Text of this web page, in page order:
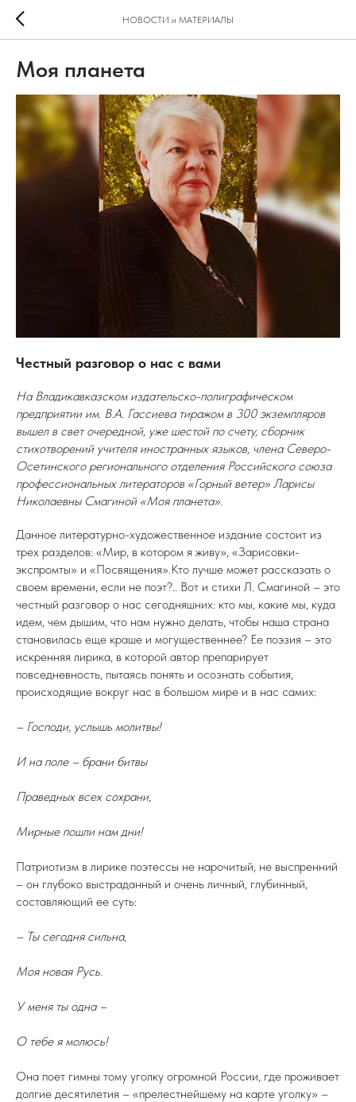
НОВОСТИ и МАТЕРИАЛЫ
Моя планета
Честный разговор о нас с вами
На Владикавказском издательско-полиграфическом
предприятии им. В.А. Гассиева тиражом в 300 экземпляров
вышел в свет очередной, уже шестой по счету, сборник
стихотворений учителя иностранных языков, члена Северо-
Осетинского регионального отделения Российского союза
профессиональных литераторов «Горный ветер» Ларисы
Николаевны Смагиной «Моя планета».
Данное литературно-художественное издание состоит из
трех разделов: «Мир, в котором я живу», «Зарисовки-
экспромты» и «Посвящения».Кто лучше может рассказать о
своем времени, если не поэт?.. Вот и стихи Л. Смагиной – это
честный разговор о нас сегодняшних: кто мы, какие мы, куда
идем, чем дышим, что нам нужно делать, чтобы наша страна
становилась еще краше и могущественнее? Ее поэзия – это
искренняя лирика, в которой автор препарирует
повседневность, пытаясь понять и осознать события,
происходящие вокруг нас в большом мире и в нас самих:
– Господи, услышь молитвы!
И на поле – брани битвы
Праведных всех сохрани,
Мирные пошли нам дни!
Патриотизм в лирике поэтессы не нарочитый, не выспренний
– он глубоко выстраданный и очень личный, глубинный,
составляющий ее суть:
– Ты сегодня сильна,
Моя новая Русь.
У меня ты одна –
О тебе я молюсь!
Она поет гимны тому уголку огромной России, где проживает
долгие десятилетия – «прелестнейшему на карте уголку» –